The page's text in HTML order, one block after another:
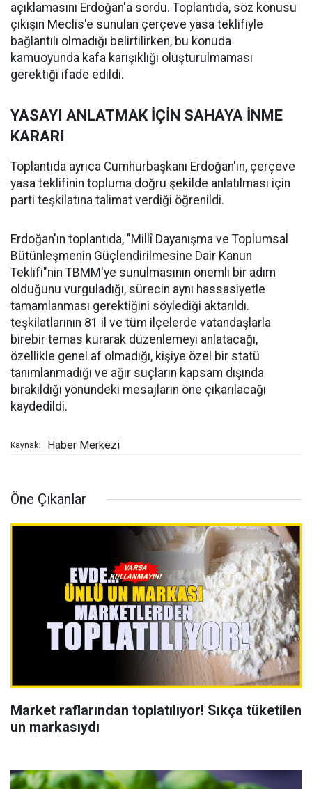
açıklamasını Erdoğan'a sordu. Toplantıda, söz konusu
çıkışın Meclis'e sunulan çerçeve yasa teklifiyle
bağlantılı olmadığı belirtilirken, bu konuda
kamuoyunda kafa karışıklığı oluşturulmaması
gerektiği ifade edildi.
YASAYI ANLATMAK İÇİN SAHAYA İNME
KARARI
Toplantıda ayrıca Cumhurbaşkanı Erdoğan'ın, çerçeve
yasa teklifinin topluma doğru şekilde anlatılması için
parti teşkilatına talimat verdiği öğrenildi.
Erdoğan'ın toplantıda, "Millî Dayanışma ve Toplumsal
Bütünleşmenin Güçlendirilmesine Dair Kanun
Teklifi"nin TBMM'ye sunulmasının önemli bir adım
olduğunu vurguladığı, sürecin aynı hassasiyetle
tamamlanması gerektiğini söylediği aktarıldı.
teşkilatlarının 81 il ve tüm ilçelerde vatandaşlarla
birebir temas kurarak düzenlemeyi anlatacağı,
özellikle genel af olmadığı, kişiye özel bir statü
tanımlanmadığı ve ağır suçların kapsam dışında
bırakıldığı yönündeki mesajların öne çıkarılacağı
kaydedildi.
Kaynak: Haber Merkezi
Öne Çıkanlar
Market raflarından toplatılıyor! Sıkça tüketilen
un markasıydı